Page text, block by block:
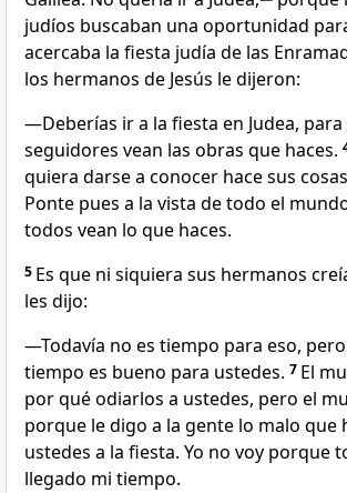
judíos buscaban una oportunidad
acercaba la fiesta judía de las
los hermanos de Jesús le dijeron:
—Deberías ir a la fiesta en Judea,
seguidores vean las obras que haces.
quiera darse a conocer hace sus
Ponte pues a la vista de todo el
todos vean lo que haces.
5 Es que ni siquiera sus hermanos
les dijo:
—Todavía no es tiempo para eso,
tiempo es bueno para ustedes. 7 El
por qué odiarlos a ustedes, pero el
porque le digo a la gente lo malo que
ustedes a la fiesta. Yo no voy porque
llegado mi tiempo.